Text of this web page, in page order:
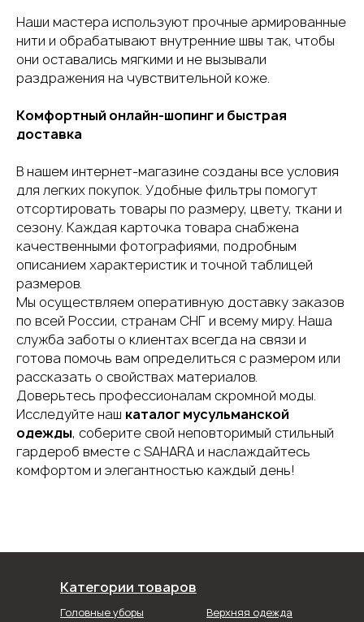
Наши мастера используют прочные армированные
нити и обрабатывают внутренние швы так, чтобы
они оставались мягкими и не вызывали
раздражения на чувствительной коже.
Комфортный онлайн-шопинг и быстрая
доставка
В нашем интернет-магазине созданы все условия
для легких покупок. Удобные фильтры помогут
отсортировать товары по размеру, цвету, ткани и
сезону. Каждая карточка товара снабжена
качественными фотографиями, подробным
описанием характеристик и точной таблицей
размеров.
Мы осуществляем оперативную доставку заказов
по всей России, странам СНГ и всему миру. Наша
служба заботы о клиентах всегда на связи и
готова помочь вам определиться с размером или
рассказать о свойствах материалов.
Доверьтесь профессионалам скромной моды.
Исследуйте наш каталог мусульманской
одежды, соберите свой неповторимый стильный
гардероб вместе с SAHARA и наслаждайтесь
комфортом и элегантностью каждый день!
Категории товаров
Головные уборы
Верхняя одежда